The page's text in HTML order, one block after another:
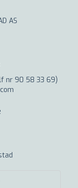
AS
nr 90 58 33 69)